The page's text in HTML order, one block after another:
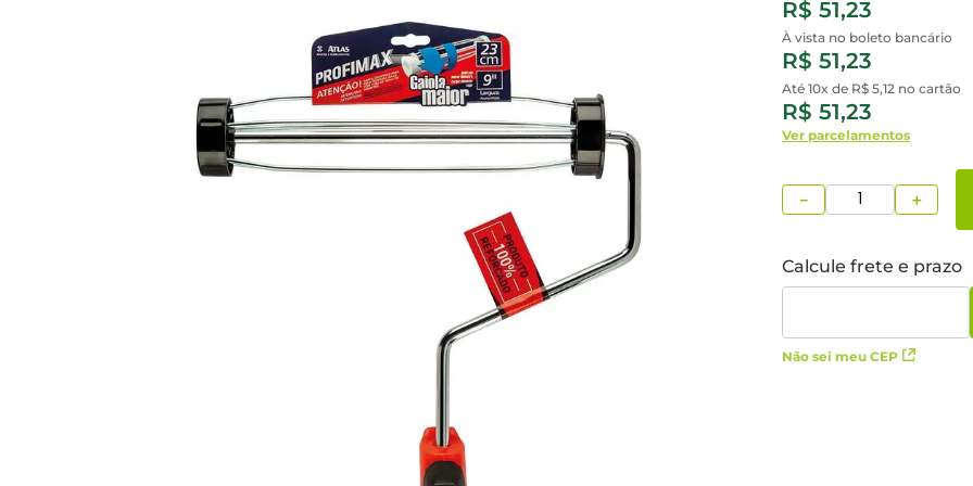
R$ 51,23
À vista no boleto bancário
R$ 51,23
Até 10x de R$ 5,12 no cartão
R$ 51,23
Ver parcelamentos
＋
－
Não sei meu CEP